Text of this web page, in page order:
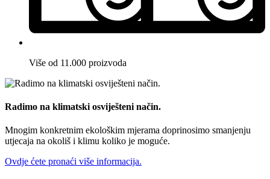
Više od 11.000 proizvoda
Radimo na klimatski osviješteni način.
Mnogim konkretnim ekološkim mjerama doprinosimo smanjenju
utjecaja na okoliš i klimu koliko je moguće.
Ovdje ćete pronaći više informacija.